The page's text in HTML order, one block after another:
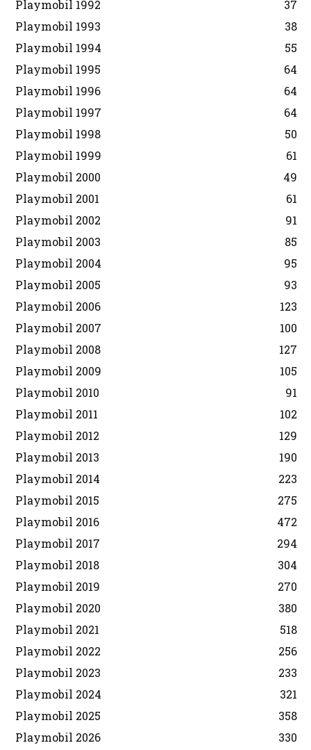
Playmobil 1992
37
Playmobil 1993
38
Playmobil 1994
55
Playmobil 1995
64
Playmobil 1996
64
Playmobil 1997
64
Playmobil 1998
50
Playmobil 1999
61
Playmobil 2000
49
Playmobil 2001
61
Playmobil 2002
91
Playmobil 2003
85
Playmobil 2004
95
Playmobil 2005
93
Playmobil 2006
123
Playmobil 2007
100
Playmobil 2008
127
Playmobil 2009
105
Playmobil 2010
91
Playmobil 2011
102
Playmobil 2012
129
Playmobil 2013
190
Playmobil 2014
223
Playmobil 2015
275
Playmobil 2016
472
Playmobil 2017
294
Playmobil 2018
304
Playmobil 2019
270
Playmobil 2020
380
Playmobil 2021
518
Playmobil 2022
256
Playmobil 2023
233
Playmobil 2024
321
Playmobil 2025
358
Playmobil 2026
330